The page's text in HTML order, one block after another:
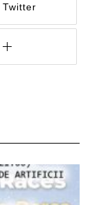
Twitter